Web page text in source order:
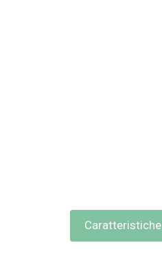
Caratteristiche